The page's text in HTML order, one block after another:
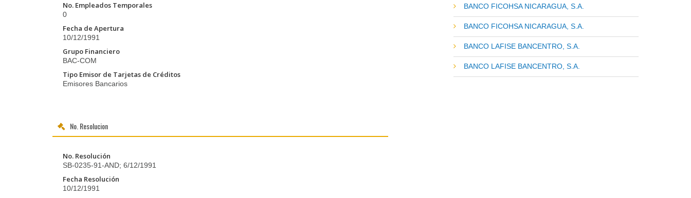
No. Empleados Temporales
0
Fecha de Apertura
10/12/1991
Grupo Financiero
BAC-COM
Tipo Emisor de Tarjetas de Créditos
Emisores Bancarios
No. Resolucion
No. Resolución
SB-0235-91-AND; 6/12/1991
Fecha Resolución
10/12/1991
BANCO FICOHSA NICARAGUA, S.A.
BANCO FICOHSA NICARAGUA, S.A.
BANCO LAFISE BANCENTRO, S.A.
BANCO LAFISE BANCENTRO, S.A.